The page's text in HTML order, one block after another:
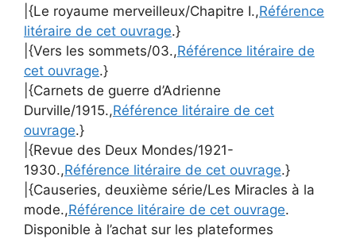
|{Le royaume merveilleux/Chapitre I.,Référence
litéraire de cet ouvrage.}
|{Vers les sommets/03.,Référence litéraire de
cet ouvrage.}
|{Carnets de guerre d’Adrienne
Durville/1915.,Référence litéraire de cet
ouvrage.}
|{Revue des Deux Mondes/1921-
1930.,Référence litéraire de cet ouvrage.}
|{Causeries, deuxième série/Les Miracles à la
mode.,Référence litéraire de cet ouvrage.
Disponible à l’achat sur les plateformes